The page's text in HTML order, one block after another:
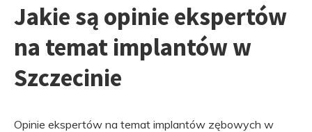
Jakie są opinie ekspertów
na temat implantów w
Szczecinie
Opinie ekspertów na temat implantów zębowych w